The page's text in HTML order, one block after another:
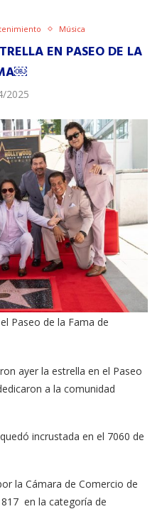
Música
EN PASEO DE LA
2025
Paseo de la Fama de
ayer la estrella en el Paseo
a la comunidad
incrustada en el 7060 de
la Cámara de Comercio de
en la categoría de